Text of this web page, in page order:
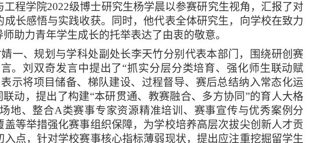
程学院2022级博士研究生杨学晨以参赛研究生视角，汇报了对
长感悟与实践收获。同时，他代表全体研究生，向学校在致力
助力青年学生成长的托举表达了由衷的敬意。
一、规划与学科处副处长李天竹分别代表本部门，围绕研创赛
。刘双奇发言中提出了“抓实分层分类培育、强化师生联动赋
示将项目储备、梯队建设、过程督导、赛后总结纳入常态化运
动，提出了构建“本研贯通、教赛融合、多方协同”的育人大格
地、整合A类赛事专家资源精准培训、赛事宣传与优秀案例分
等举措强化赛事组织保障，为学校培养高层次拔尖创新人才贡
点，针对学校赛事核心指标薄弱现状，提出应注重挖掘留学生